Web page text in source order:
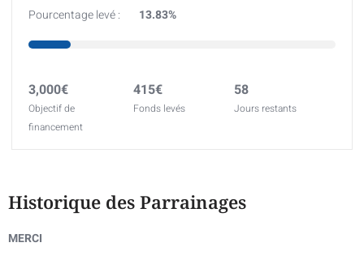
r
Pourcentage levé : 13.83%
3,000€
Objectif de
financement
58
Jours restants
415€
Fonds levés
Historique des Parrainages
MERCI